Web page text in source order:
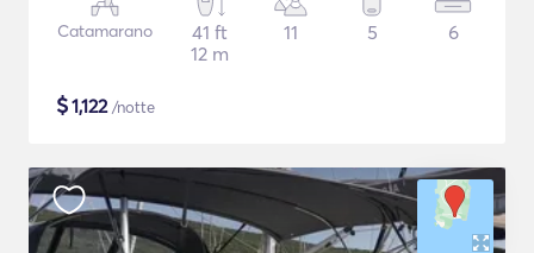
Catamarano
41 ft
12 m
11 5 6
$1,122/notte